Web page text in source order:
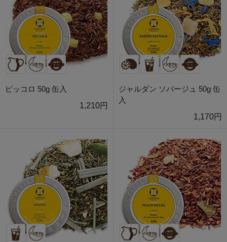
ピッコロ 50g 缶入
1,210円
ジャルダン ソバージュ 50g 缶
入
1,170円